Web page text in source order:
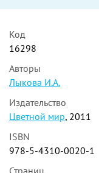
Код
16298
Авторы
Лыкова И.А.
Издательство
Цветной мир, 2011
ISBN
978-5-4310-0020-1
Страниц